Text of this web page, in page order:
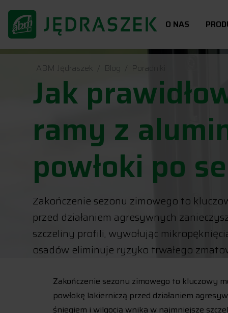
O NAS
ABM Jędraszek Blog Poradniki
Jak
ramy z
powłoki po
Zakończenie sezonu zimowego to
przed działaniem agresywnych
szczeliny profili, wywołując
osadów eliminuje ryzyko trwałego
Zakończenie sezonu zimowego to kluczowy
powłokę lakierniczą przed działaniem
śniegiem i wilgocią wnika w najmniejsze